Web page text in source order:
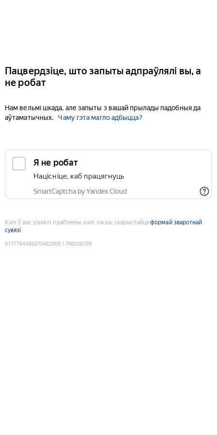
Пацвердзіце, што запыты адпраўлялі вы, а
не робат
Нам вельмі шкада, але запыты з вашай прылады падобныя да
аўтаматычных.
Чаму гэта магло адбыцца?
Я не робат
Націсніце, каб працягнуць
SmartCaptcha by Yandex Cloud
Калі ў вас узніклі праблемы, калі ласка, скарыстайцеформай зваротнай
сувязі
9177764456670482908:1786026789